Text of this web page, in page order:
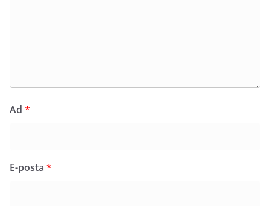
Ad *
E-posta *